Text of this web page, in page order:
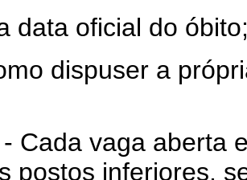
oficial do
dispuser a
vaga aberta
postos inferiores,